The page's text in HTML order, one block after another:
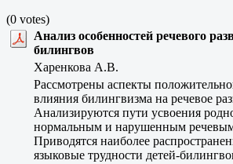
(0 votes)
Анализ особенностей речевого
билингвов
Харенкова А.В.
Рассмотрены аспекты
влияния билингвизма на речевое
Анализируются пути усвоения
нормальным и нарушенным
Приводятся наиболее
языковые трудности детей-